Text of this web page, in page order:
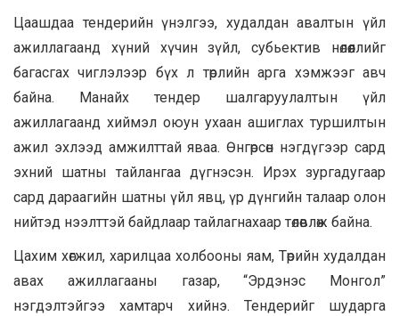
Цаашдаа тендерийн үнэлгээ, худалдан авалтын үйл
ажиллагаанд хүний хүчин зүйл, субьектив нөлөөллийг
багасгах чиглэлээр бүх л төрлийн арга хэмжээг авч
байна. Манайх тендер шалгаруулалтын үйл
ажиллагаанд хиймэл оюун ухаан ашиглах туршилтын
ажил эхлээд амжилттай яваа. Өнгөрсөн нэгдүгээр сард
эхний шатны тайлангаа дүгнэсэн. Ирэх зургадугаар
сард дараагийн шатны үйл явц, үр дүнгийн талаар олон
нийтэд нээлттэй байдлаар тайлагнахаар төлөвлөж байна.
Цахим хөгжил, харилцаа холбооны яам, Төрийн худалдан
авах ажиллагааны газар, “Эрдэнэс Монгол”
нэгдэлтэйгээ хамтарч хийнэ. Тендерийг шударга